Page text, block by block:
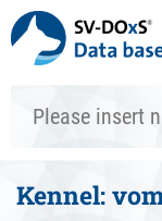
Kennel: